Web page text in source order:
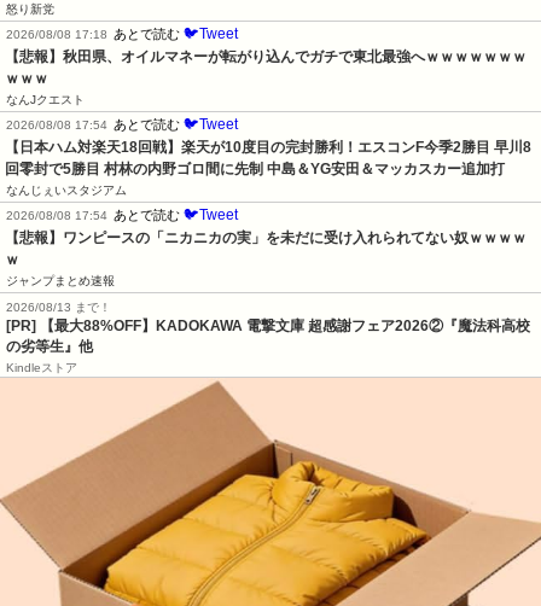
怒り新党
2026/08/08 17:18
あとで読む 🐦Tweet
【悲報】秋田県、オイルマネーが転がり込んでガチで東北最強へｗｗｗｗｗｗｗ
ｗｗｗ
なんJクエスト
2026/08/08 17:54 あとで読む 🐦Tweet
【日本ハム対楽天18回戦】楽天が10度目の完封勝利！エスコンF今季2勝目 早川8
回零封で5勝目 村林の内野ゴロ間に先制 中島＆YG安田＆マッカスカー追加打
なんじぇいスタジアム
2026/08/08 17:54 あとで読む 🐦Tweet
【悲報】ワンピースの「ニカニカの実」を未だに受け入れられてない奴ｗｗｗｗ
ｗ
ジャンプまとめ速報
2026/08/13 まで！
[PR] 【最大88%OFF】KADOKAWA 電撃文庫 超感謝フェア2026②『魔法科高校
の劣等生』他
Kindleストア